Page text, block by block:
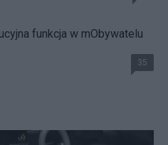
funkcja w mObywatelu
35